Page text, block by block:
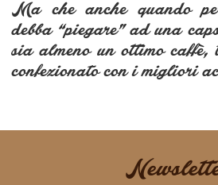
Ma che anche quando
debba “piegare” ad una
sia almeno un ottimo caffè,
confezionato con i migliori